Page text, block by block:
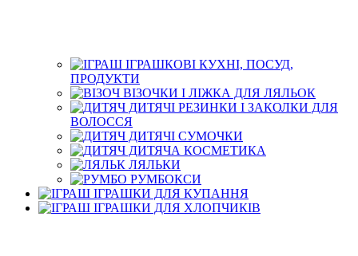
ІГРАШКОВІ КУХНІ, ПОСУД,
ПРОДУКТИ
ВІЗОЧКИ І ЛІЖКА ДЛЯ ЛЯЛЬОК
ДИТЯЧІ РЕЗИНКИ І ЗАКОЛКИ ДЛЯ
ВОЛОССЯ
ДИТЯЧІ СУМОЧКИ
ДИТЯЧА КОСМЕТИКА
ЛЯЛЬКИ
РУМБОКСИ
ІГРАШКИ ДЛЯ КУПАННЯ
ІГРАШКИ ДЛЯ ХЛОПЧИКІВ